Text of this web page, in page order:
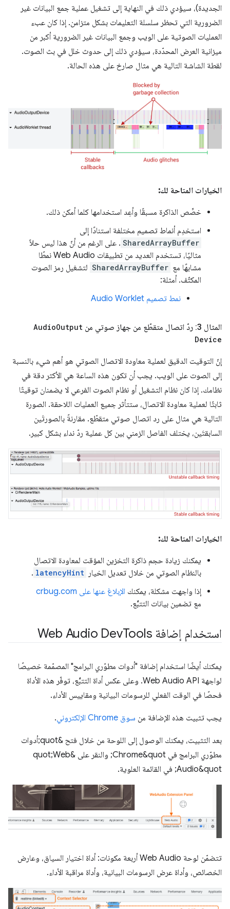
الجديدة)، سيؤدي ذلك في النهاية إلى تشغيل عملية جمع البيانات غير
الضرورية التي تحظر سلسلة التعليمات بشكل متزامن. إذا كان عبء
العمليات الصوتية على الويب وجمع البيانات غير الضرورية أكبر من
ميزانية العرض المحدّدة، سيؤدي ذلك إلى حدوث خلل في بث الصوت.
لقطة الشاشة التالية هي مثال صارخ على هذه الحالة.
الخيارات المتاحة لك:
خصِّص الذاكرة مسبقًا وأعِد استخدامها كلما أمكن ذلك.
استخدِم أنماط تصميم مختلفة استنادًا إلى
SharedArrayBuffer . على الرغم من أنّ هذا ليس حلاً
مثاليًا، تستخدم العديد من تطبيقات Web Audio نمطًا
مشابهًا مع SharedArrayBuffer لتشغيل رمز الصوت
المكثّف. أمثلة:
نمط تصميم Audio Worklet
المثال 3: ردّ اتصال متقطّع من جهاز صوتي من AudioOutput
Device
إنّ التوقيت الدقيق لعملية معاودة الاتصال الصوتي هو أهم شيء بالنسبة
إلى الصوت على الويب. يجب أن تكون هذه الساعة هي الأكثر دقة في
نظامك. إذا كان نظام التشغيل أو نظام الصوت الفرعي لا يضمنان توقيتًا
ثابتًا لعملية معاودة الاتصال، ستتأثر جميع العمليات اللاحقة. الصورة
التالية هي مثال على رد اتصال صوتي متقطّع. مقارنةً بالصورتَين
السابقتَين، يختلف الفاصل الزمني بين كل عملية ردّ نداء بشكل كبير.
الخيارات المتاحة لك:
يمكنك زيادة حجم ذاكرة التخزين المؤقت لمعاودة الاتصال
بالنظام الصوتي من خلال تعديل الخيار
latencyHint
.
إذا واجهت مشكلة، يمكنك الإبلاغ عنها على crbug.com
مع تضمين بيانات التتبُّع.
استخدام إضافة Web Audio Dev Tools
يمكنك أيضًا استخدام إضافة "أدوات مطوّري البرامج" المصمّمة خصيصًا
لواجهة Web Audio API. وعلى عكس أداة التتبُّع، توفّر هذه الأداة
فحصًا في الوقت الفعلي للرسومات البيانية ومقاييس الأداء.
يجب تثبيت هذه الإضافة من سوق Chrome الإلكتروني .
بعد التثبيت، يمكنك الوصول إلى اللوحة من خلال فتح &quot;أدوات
مطوّري البرامج في Chrome&quot; والنقر على &quot;Web
Audio&quot; في القائمة العلوية.
تتضمّن لوحة Web Audio أربعة مكونات: أداة اختيار السياق، وعارض
الخصائص، وأداة عرض الرسومات البيانية، وأداة مراقبة الأداء.